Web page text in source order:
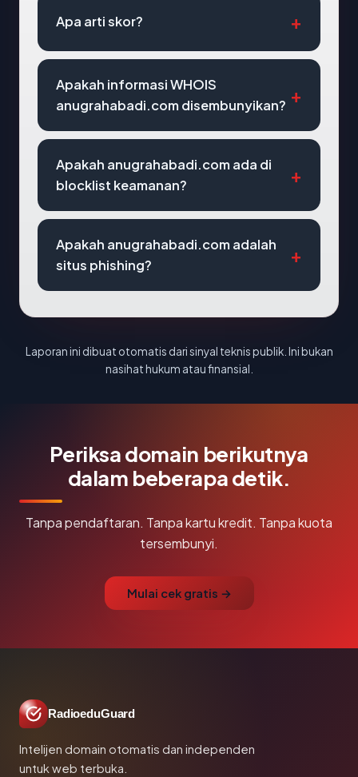
Apa arti skor?
Apakah informasi WHOIS
anugrahabadi.com disembunyikan?
Apakah anugrahabadi.com ada di
blocklist keamanan?
Apakah anugrahabadi.com adalah
situs phishing?
Laporan ini dibuat otomatis dari sinyal teknis publik. Ini bukan
nasihat hukum atau finansial.
Periksa domain berikutnya
dalam beberapa detik.
Tanpa pendaftaran. Tanpa kartu kredit. Tanpa kuota
tersembunyi.
Mulai cek gratis →
RadioeduGuard
Intelijen domain otomatis dan independen
untuk web terbuka.